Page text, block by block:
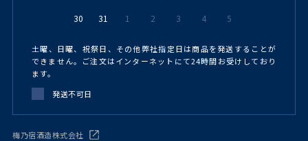
30 31 1 2 3 4 5
土曜、日曜、祝祭日、その他弊社指定日は商品を発送することが
できません。ご注文はインターネットにて24時間お受けしており
ます。
発送不可日
梅乃宿酒造株式会社